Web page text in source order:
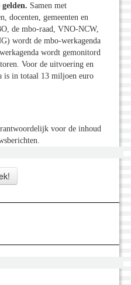
Samen met
docenten, gemeenten en
de mbo-raad, VNO-NCW,
wordt de mbo-werkagenda
wordt gemonitord
Voor de uitvoering en
is in totaal 13 miljoen euro
voor de inhoud